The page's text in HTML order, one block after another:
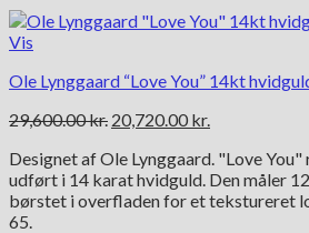
Vis
Ole Lynggaard “Love You” 14kt
29,600.00kr. Den
pris
var:
29,600.00 kr..
20,720.00 kr.
pris
er:
20,720.00
Designet af Ole Lynggaard. "Love
udført i 14 karat hvidguld. Den måler
børstet i overfladen for et tekstureret
65.